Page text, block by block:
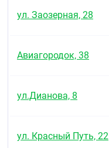
ул. Заозерная, 28
Авиагородок, 38
ул.Дианова, 8
ул. Красный Путь, 22